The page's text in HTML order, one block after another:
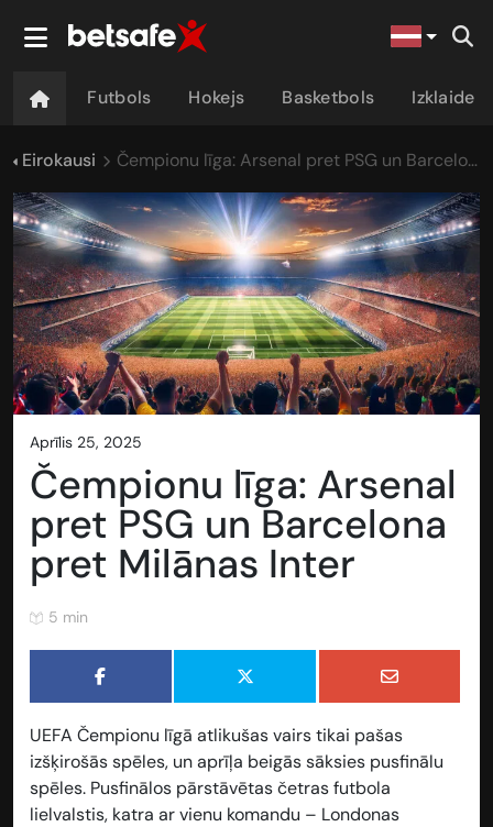
Futbols Hokejs Basketbols Izklaide
Eirokausi Čempionu līga: Arsenal pret PSG un Barcelona pret Milānas Inter
aprīlis 25, 2025
Čempionu līga: Arsenal
pret PSG un Barcelona
pret Milānas Inter
5 min
UEFA Čempionu līgā atlikušas vairs tikai pašas
izšķirošās spēles, un aprīļa beigās sāksies pusfinālu
spēles. Pusfinālos pārstāvētas četras futbola
lielvalstis, katra ar vienu komandu – Londonas